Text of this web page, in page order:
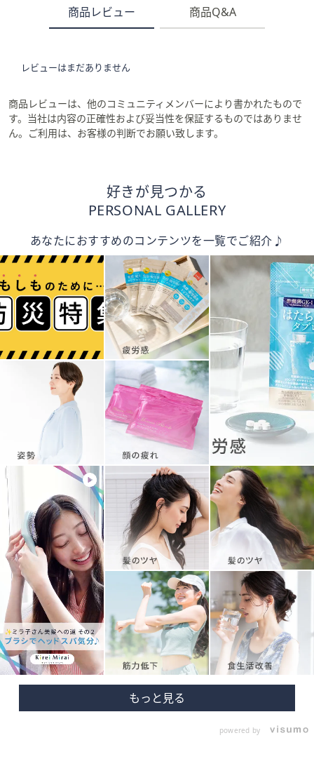
商品レビュー 商品Q&A
レビューはまだありません
商品レビューは、他のコミュニティメンバーにより書かれたもので
す。当社は内容の正確性および妥当性を保証するものではありませ
ん。ご利用は、お客様の判断でお願い致します。
好きが見つかる
PERSONAL GALLERY
あなたにおすすめのコンテンツを一覧でご紹介♪
powered by